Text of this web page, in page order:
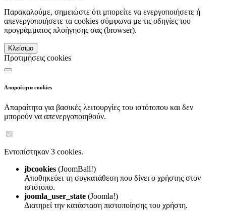
Παρακαλούμε, σημειώστε ότι μπορείτε να ενεργοποιήσετε ή
απενεργοποιήσετε τα cookies σύμφωνα με τις οδηγίες του
προγράμματος πλοήγησης σας (browser).
Κλείσιμο
Προτιμήσεις cookies
Απαραίτητα cookies
Απαραίτητα για βασικές λειτουργίες του ιστότοπου και δεν
μπορούν να απενεργοποιηθούν.
Εντοπίστηκαν 3 cookies.
jbcookies (JoomBall!)
Αποθηκεύει τη συγκατάθεση που δίνει ο χρήστης στον
ιστότοπο.
joomla_user_state (Joomla!)
Διατηρεί την κατάσταση πιστοποίησης του χρήστη.